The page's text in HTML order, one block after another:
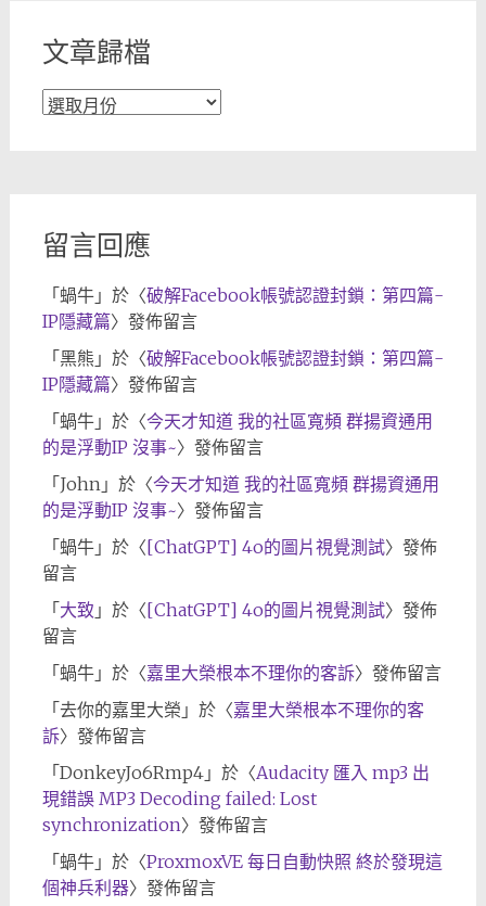
文章歸檔
文
留言回應
「 蝸牛」於〈破解Facebook帳號認證封鎖：第四篇-
IP隱藏篇〉發佈留言
「 黑熊 」於〈破解Facebook帳號認證封鎖：第四篇-
IP隱藏篇〉發佈留言
「 蝸牛」於〈今天才知道 我的社區寬頻 群揚資通用
的是浮動IP 沒事~〉發佈留言
「 John」於〈今天才知道 我的社區寬頻 群揚資通用
的是浮動IP 沒事~〉發佈留言
「 蝸牛」於〈[ChatGPT] 4o的圖片視覺測試〉發佈
留言
「 大致 」於〈[ChatGPT] 4o的圖片視覺測試〉發佈
留言
「 蝸牛」於〈嘉里大榮根本不理你的客訴〉發佈留言
「 去你的嘉里大榮 」於〈嘉里大榮根本不理你的客
訴〉發佈留言
「 DonkeyJo6Rmp4」於〈Audacity 匯入 mp3 出
現錯誤 MP3 Decoding failed: Lost
synchronization〉發佈留言
「 蝸牛」於〈ProxmoxVE 每日自動快照 終於發現這
個神兵利器〉發佈留言